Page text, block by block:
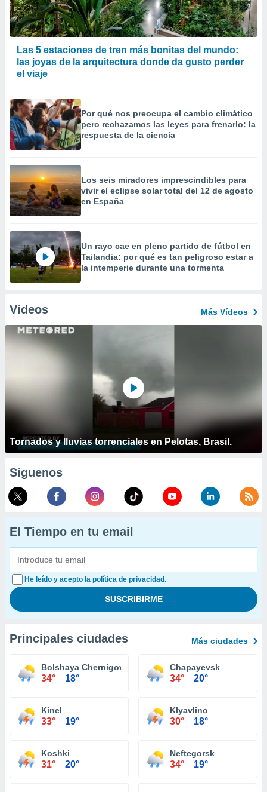
Las 5 estaciones de tren más bonitas del mundo:
las joyas de la arquitectura donde da gusto perder
el viaje
Por qué nos preocupa el cambio climático
pero rechazamos las leyes para frenarlo: la
respuesta de la ciencia
Los seis miradores imprescindibles para
vivir el eclipse solar total del 12 de agosto
en España
Un rayo cae en pleno partido de fútbol en
Tailandia: por qué es tan peligroso estar a
la intemperie durante una tormenta
Vídeos Más Vídeos
Tornados y lluvias torrenciales en Pelotas, Brasil.
Síguenos
El Tiempo en tu email
He leído y acepto la política de privacidad.
Principales ciudades Más ciudades
Bolshaya Chernigovka
34° 18°
Chapayevsk
34° 20°
Kinel
33° 19°
Klyavlino
30° 18°
Koshki
31° 20°
Neftegorsk
34° 19°